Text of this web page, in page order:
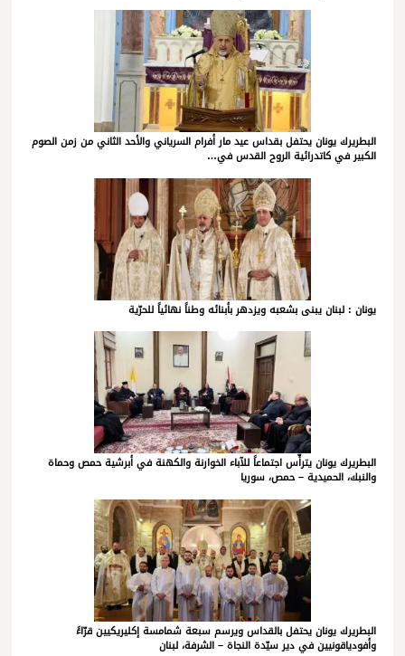
البطريرك يونان يحتفل بقداس عيد مار أفرام السرياني والأحد الثاني من زمن الصوم
الكبير في كاتدرائية الروح القدس في…
يونان : لبنان يبنى بشعبه ويزدهر بأبنائه وطناً نهائياً للحرّية
البطريرك يونان يترأّس اجتماعاً للآباء الخوارنة والكهنة في أبرشية حمص وحماة
والنبك، الحميدية – حمص، سوريا
البطريرك يونان يحتفل بالقداس ويرسم سبعة شمامسة إكليريكيين قرّاءً
وأفودياقونيين في دير سيّدة النجاة – الشرفة، لبنان